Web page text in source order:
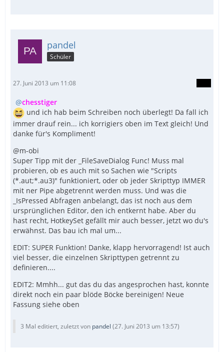
pandel
Schüler
27. Juni 2013 um 11:08
chesstiger
und ich hab beim Schreiben noch überlegt! Da fall ich
immer drauf rein... ich korrigiers oben im Text gleich! Und
danke für's Kompliment!
@m-obi
Super Tipp mit der _FileSaveDialog Func! Muss mal
probieren, ob es auch mit so Sachen wie "Scripts
(*.aut;*.au3)" funktioniert, oder ob jeder Skripttyp IMMER
mit ner Pipe abgetrennt werden muss. Und was die
_IsPressed Abfragen anbelangt, das ist noch aus dem
ursprünglichen Editor, den ich entkernt habe. Aber du
hast recht, HotkeySet gefällt mir auch besser, jetzt wo du's
erwähnst. Das bau ich mal um...
EDIT: SUPER Funktion! Danke, klapp hervorragend! Ist auch
viel besser, die einzelnen Skripttypen getrennt zu
definieren....
EDIT2: Mmhh... gut das du das angesprochen hast, konnte
direkt noch ein paar blöde Böcke bereinigen! Neue
Fassung siehe oben
3 Mal editiert, zuletzt von pandel (27. Juni 2013 um 13:57)